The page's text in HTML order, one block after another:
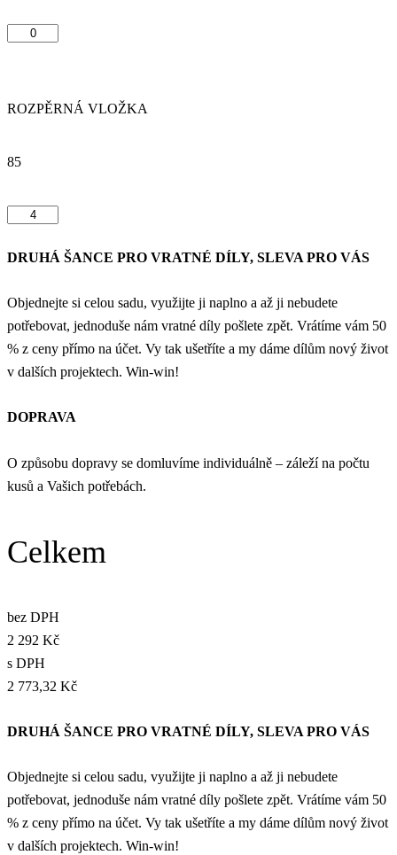
ROZPĚRNÁ VLOŽKA
85
DRUHÁ ŠANCE PRO VRATNÉ DÍLY, SLEVA PRO VÁS
Objednejte si celou sadu, využijte ji naplno a až ji nebudete
potřebovat, jednoduše nám vratné díly pošlete zpět. Vrátíme vám 50
% z ceny přímo na účet. Vy tak ušetříte a my dáme dílům nový život
v dalších projektech. Win-win!
DOPRAVA
O způsobu dopravy se domluvíme individuálně – záleží na počtu
kusů a Vašich potřebách.
Celkem
bez DPH
2 292 Kč
s DPH
2 773,32 Kč
DRUHÁ ŠANCE PRO VRATNÉ DÍLY, SLEVA PRO VÁS
Objednejte si celou sadu, využijte ji naplno a až ji nebudete
potřebovat, jednoduše nám vratné díly pošlete zpět. Vrátíme vám 50
% z ceny přímo na účet. Vy tak ušetříte a my dáme dílům nový život
v dalších projektech. Win-win!